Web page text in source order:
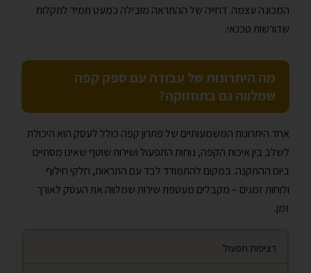
המכונה עצמה. דחייה של ההתראה מובילה כמעט תמיד לתקלות
שדורשות טכנאי.
מה היתרונות של עבודה עם ספק קפה
שמלווה גם בתחזוקה?
אחד היתרונות המשמעותיים של פתרון קפה כולל לעסק הוא היכולת
לשלב בין איכות הקפה, נוחות התפעול ושירות שוטף שאינו מסתיים
ביום ההתקנה. במקום להתמודד לבד עם התראות, חלקי חילוף
ולוחות זמנים – מקבלים מעטפת שירות שמלווה את העסק לאורך
זמן.
רציפות תפעול